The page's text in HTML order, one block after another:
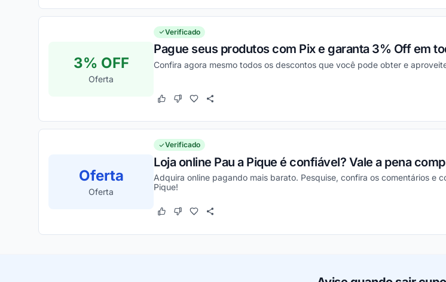
3% OFF
Oferta
Verificado
Pague seus produtos com Pix e garanta 3% Off em
Confira agora mesmo todos os descontos que você pode obter e
Este cupom funcionou
Este cupom não funcionou
Oferta
Oferta
Verificado
Loja online Pau a Pique é confiável? Vale a pena
Adquira online pagando mais barato. Pesquise, confira os comentários e
Pique!
Este cupom funcionou
Este cupom não funcionou